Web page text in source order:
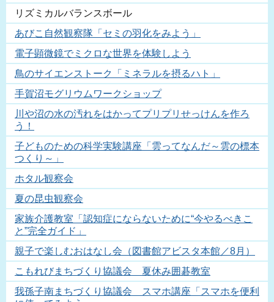
リズミカルバランスボール
あびこ自然観察隊「セミの羽化をみよう」
電子顕微鏡でミクロな世界を体験しよう
鳥のサイエンストーク「ミネラルを摂るハト」
手賀沼モグリウムワークショップ
川や沼の水の汚れをはかってプリプリせっけんを作ろ
う！
子どものための科学実験講座「雲ってなんだ～雲の標本
つくり～」
ホタル観察会
夏の昆虫観察会
家族介護教室「認知症にならないために“今やるべきこ
と”完全ガイド」
親子で楽しむおはなし会（図書館アビスタ本館／8月）
こもれびまちづくり協議会 夏休み囲碁教室
我孫子南まちづくり協議会 スマホ講座「スマホを便利